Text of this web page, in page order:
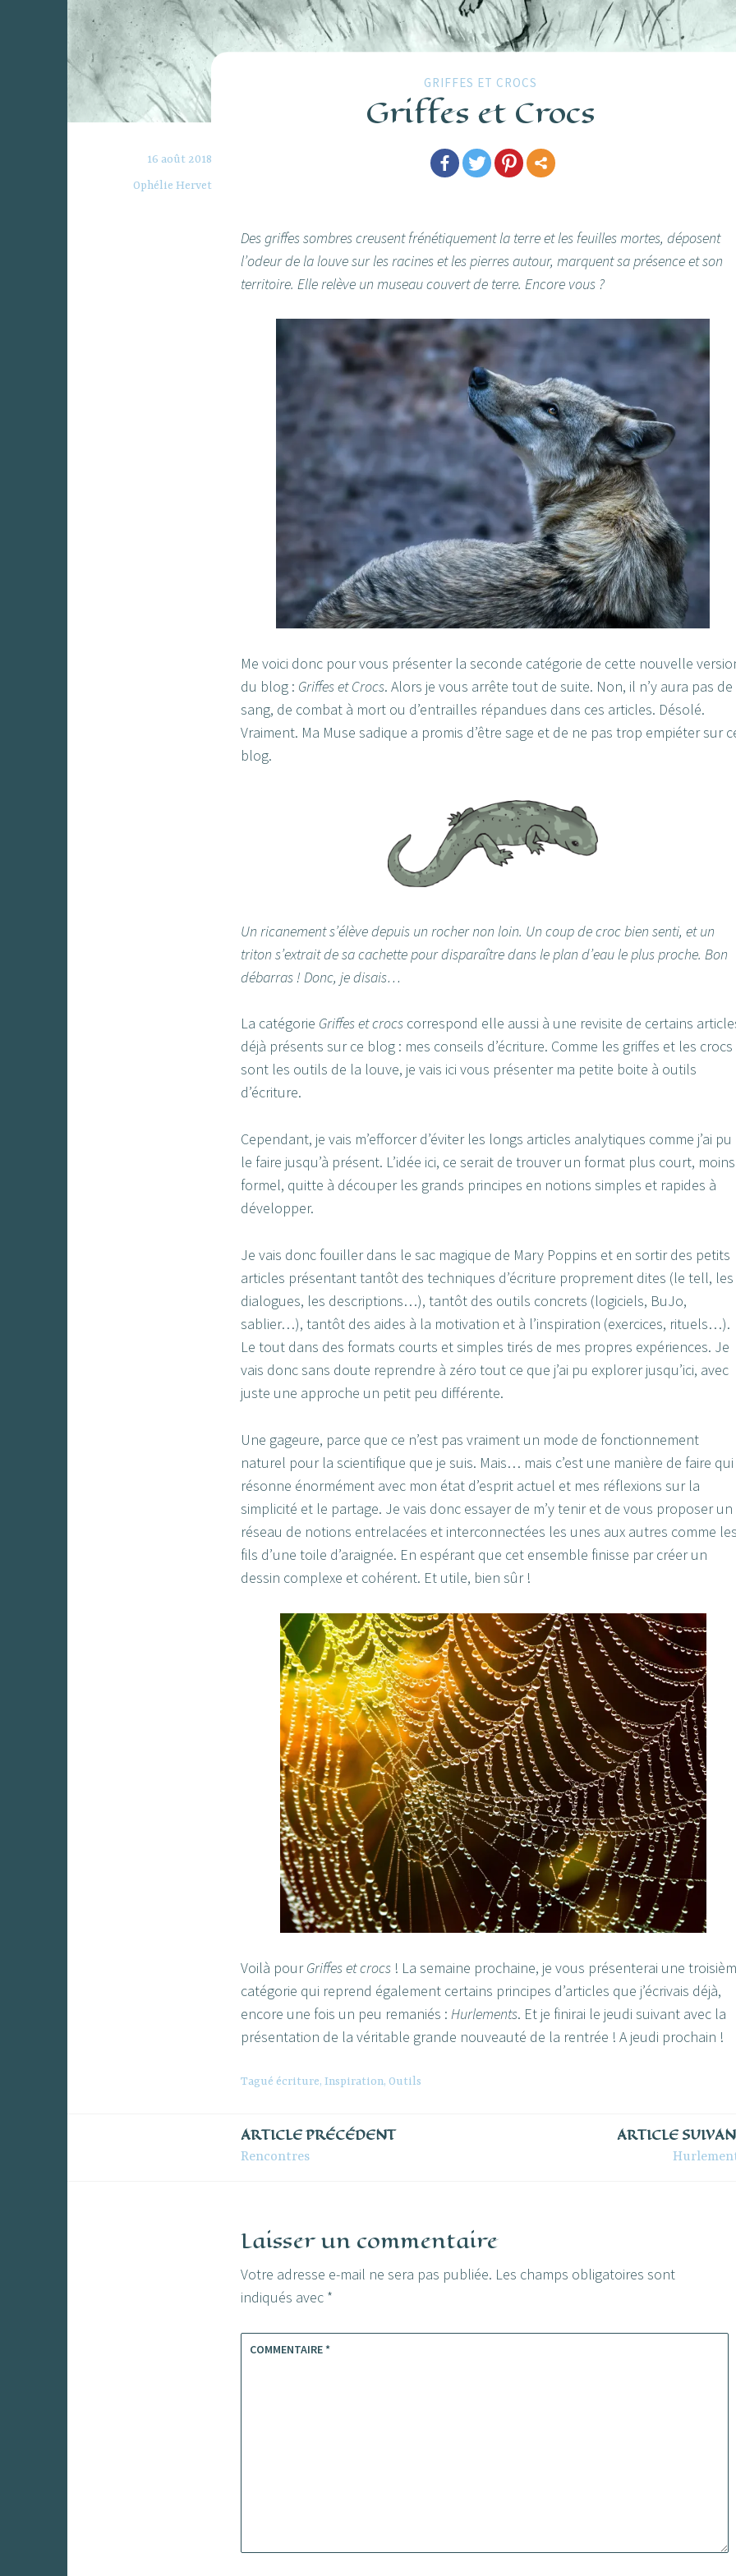
GRIFFES ET CROCS
Griffes et Crocs
16 août 2018
Ophélie Hervet
Des griffes sombres creusent frénétiquement la terre et les feuilles mortes, déposent
l’odeur de la louve sur les racines et les pierres autour, marquent sa présence et son
territoire. Elle relève un museau couvert de terre. Encore vous ?
Me voici donc pour vous présenter la seconde catégorie de cette nouvelle
du blog : Griffes et Crocs. Alors je vous arrête tout de suite. Non, il n’y aura pas de
sang, de combat à mort ou d’entrailles répandues dans ces articles. Désolé.
Vraiment. Ma Muse sadique a promis d’être sage et de ne pas trop empiéter sur
blog.
Un ricanement s’élève depuis un rocher non loin. Un coup de croc bien senti, et un
triton s’extrait de sa cachette pour disparaître dans le plan d’eau le plus proche. Bon
débarras ! Donc, je disais…
La catégorie Griffes et crocs correspond elle aussi à une revisite de certains
déjà présents sur ce blog : mes conseils d’écriture. Comme les griffes et les crocs
sont les outils de la louve, je vais ici vous présenter ma petite boite à outils
d’écriture.
Cependant, je vais m’efforcer d’éviter les longs articles analytiques comme j’ai pu
le faire jusqu’à présent. L’idée ici, ce serait de trouver un format plus court, moins
formel, quitte à découper les grands principes en notions simples et rapides à
développer.
Je vais donc fouiller dans le sac magique de Mary Poppins et en sortir des petits
articles présentant tantôt des techniques d’écriture proprement dites (le tell, les
dialogues, les descriptions…), tantôt des outils concrets (logiciels, BuJo,
sablier…), tantôt des aides à la motivation et à l’inspiration (exercices, rituels…).
Le tout dans des formats courts et simples tirés de mes propres expériences. Je
vais donc sans doute reprendre à zéro tout ce que j’ai pu explorer jusqu’ici, avec
juste une approche un petit peu différente.
Une gageure, parce que ce n’est pas vraiment un mode de fonctionnement
naturel pour la scientifique que je suis. Mais… mais c’est une manière de faire qui
résonne énormément avec mon état d’esprit actuel et mes réflexions sur la
simplicité et le partage. Je vais donc essayer de m’y tenir et de vous proposer un
réseau de notions entrelacées et interconnectées les unes aux autres comme
fils d’une toile d’araignée. En espérant que cet ensemble finisse par créer un
dessin complexe et cohérent. Et utile, bien sûr !
Voilà pourGriffes et crocs ! La semaine prochaine, je vous présenterai une
catégorie qui reprend également certains principes d’articles que j’écrivais déjà,
encore une fois un peu remaniés : Hurlements. Et je finirai le jeudi suivant avec la
présentation de la véritable grande nouveauté de la rentrée ! A jeudi prochain !
Tagué écriture, Inspiration, Outils
ARTICLE PRÉCÉDENT
Rencontres
ARTICLE
Laisser un commentaire
Votre adresse e-mail ne sera pas publiée. Les champs obligatoires sont
indiqués avec *
COMMENTAIRE*